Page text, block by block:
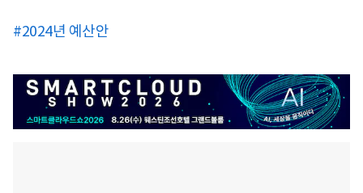
#2024년 예산안